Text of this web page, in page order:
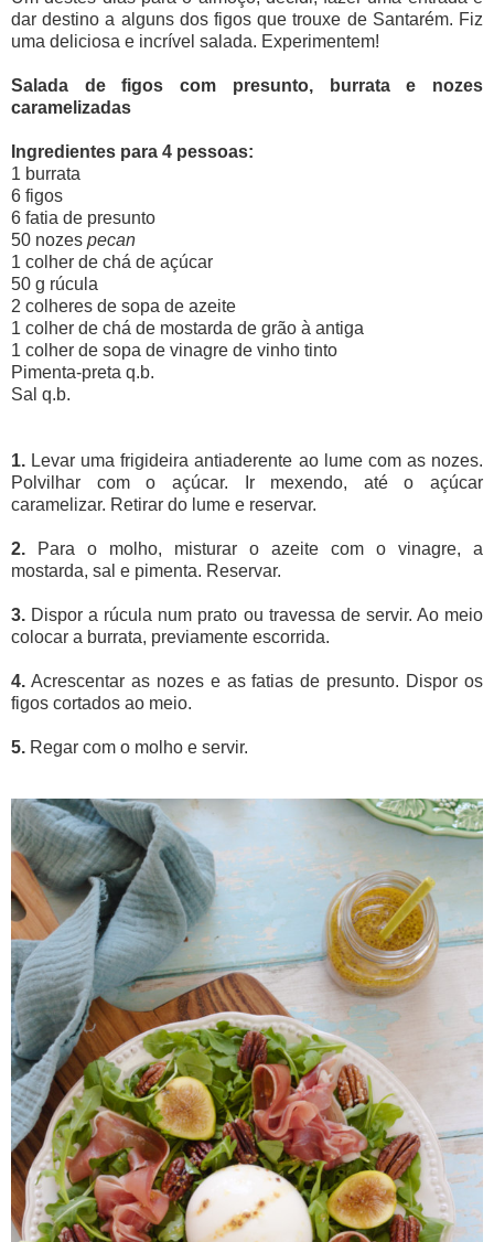
dar destino a alguns dos figos que trouxe de Santarém. Fiz
uma deliciosa e incrível salada. Experimentem!
Salada de figos com presunto, burrata e nozes
caramelizadas
Ingredientes para 4 pessoas:
1 burrata
6 figos
6 fatia de presunto
50 nozes pecan
1 colher de chá de açúcar
50 g rúcula
2 colheres de sopa de azeite
1 colher de chá de mostarda de grão à antiga
1 colher de sopa de vinagre de vinho tinto
Pimenta-preta q.b.
Sal q.b.
1. Levar uma frigideira antiaderente ao lume com as nozes.
Polvilhar com o açúcar. Ir mexendo, até o açúcar
caramelizar. Retirar do lume e reservar.
2. Para o molho, misturar o azeite com o vinagre, a
mostarda, sal e pimenta. Reservar.
3. Dispor a rúcula num prato ou travessa de servir. Ao meio
colocar a burrata, previamente escorrida.
4. Acrescentar as nozes e as fatias de presunto. Dispor os
figos cortados ao meio.
5. Regar com o molho e servir.